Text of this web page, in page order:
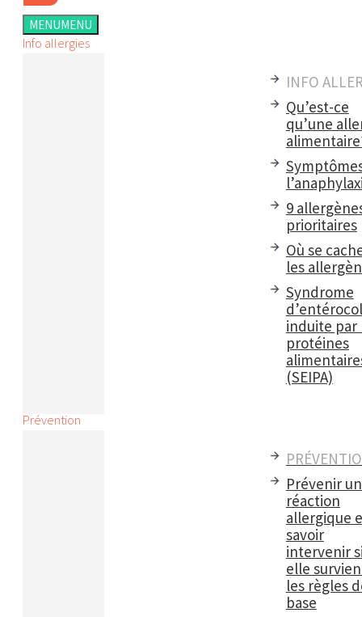
MENUMENU
Info allergies
INFO
Qu’est-ce
qu’une
9
prioritaires
Où se
les
Syndrome
induite par
protéines
(SEIPA)
Prévention
Prévenir
réaction
allergique
savoir
intervenir
elle
les règles
base